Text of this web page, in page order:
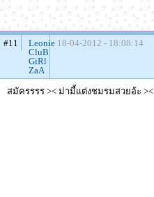
#11
Leonie
CluB
GiRl
ZaA
18-04-2012 - 18:08:14
สมัครรรร >< ม่ามี้แต่งชมรมสวยอ้ะ ><